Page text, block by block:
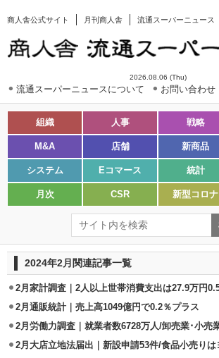
商人舎公式サイト 月刊商人舎 流通スーパーニュース
2026.08.06 (Thu)
流通スーパーニュースについて お問い合わせ
組織 人事 戦略
M&A 店舗 新商品
システム Eコマース 統計
月次 CSR 新型コロナ
2024年2月関連記事一覧
2月通販統計｜売上高1049億円で0.2％プラス